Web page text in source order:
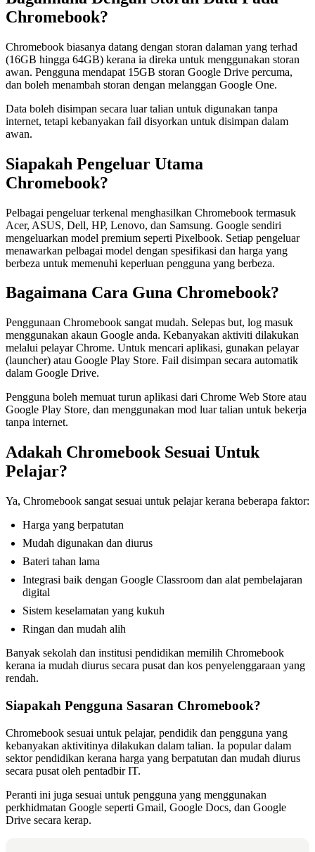
Chromebook?
Chromebook biasanya datang dengan storan dalaman yang terhad
(16GB hingga 64GB) kerana ia direka untuk menggunakan storan
awan. Pengguna mendapat 15GB storan Google Drive percuma,
dan boleh menambah storan dengan melanggan Google One.
Data boleh disimpan secara luar talian untuk digunakan tanpa
internet, tetapi kebanyakan fail disyorkan untuk disimpan dalam
awan.
Siapakah Pengeluar Utama
Chromebook?
Pelbagai pengeluar terkenal menghasilkan Chromebook termasuk
Acer, ASUS, Dell, HP, Lenovo, dan Samsung. Google sendiri
mengeluarkan model premium seperti Pixelbook. Setiap pengeluar
menawarkan pelbagai model dengan spesifikasi dan harga yang
berbeza untuk memenuhi keperluan pengguna yang berbeza.
Bagaimana Cara Guna Chromebook?
Penggunaan Chromebook sangat mudah. Selepas but, log masuk
menggunakan akaun Google anda. Kebanyakan aktiviti dilakukan
melalui pelayar Chrome. Untuk mencari aplikasi, gunakan pelayar
(launcher) atau Google Play Store. Fail disimpan secara automatik
dalam Google Drive.
Pengguna boleh memuat turun aplikasi dari Chrome Web Store atau
Google Play Store, dan menggunakan mod luar talian untuk bekerja
tanpa internet.
Adakah Chromebook Sesuai Untuk
Pelajar?
Ya, Chromebook sangat sesuai untuk pelajar kerana beberapa faktor:
Harga yang berpatutan
Mudah digunakan dan diurus
Bateri tahan lama
Integrasi baik dengan Google Classroom dan alat pembelajaran
digital
Sistem keselamatan yang kukuh
Ringan dan mudah alih
Banyak sekolah dan institusi pendidikan memilih Chromebook
kerana ia mudah diurus secara pusat dan kos penyelenggaraan yang
rendah.
Siapakah Pengguna Sasaran Chromebook?
Chromebook sesuai untuk pelajar, pendidik dan pengguna yang
kebanyakan aktivitinya dilakukan dalam talian. Ia popular dalam
sektor pendidikan kerana harga yang berpatutan dan mudah diurus
secara pusat oleh pentadbir IT.
Peranti ini juga sesuai untuk pengguna yang menggunakan
perkhidmatan Google seperti Gmail, Google Docs, dan Google
Drive secara kerap.